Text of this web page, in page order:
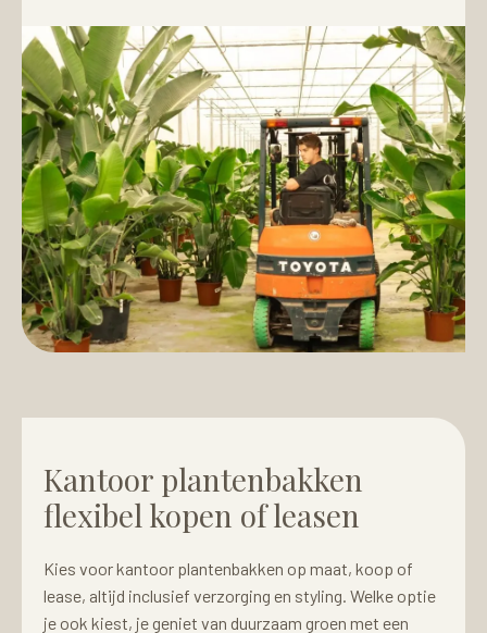
Kantoor plantenbakken
flexibel kopen of leasen
Kies voor kantoor plantenbakken op maat, koop of
lease, altijd inclusief verzorging en styling. Welke optie
je ook kiest, je geniet van duurzaam groen met een